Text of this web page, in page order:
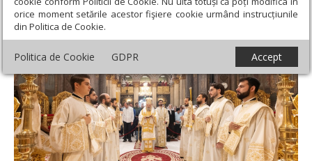
orice moment setările acestor fişiere cookie urmând instrucțiunile
din Politica de Cookie.
Politica de Cookie GDPR Accept
Grupul psaltic de fete „Sfânta Muceniţă
Tatiana diaconiţa” la Catedrala Patriarhală